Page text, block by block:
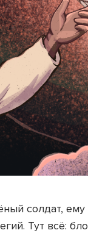
солдат,
Тут всё: